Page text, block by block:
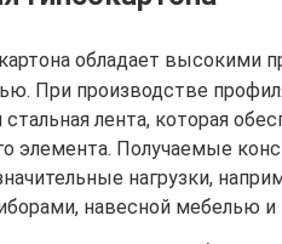
обладает высокими
При производстве
лента, которая
элемента. Получаемые
нагрузки,
навесной мебелью и